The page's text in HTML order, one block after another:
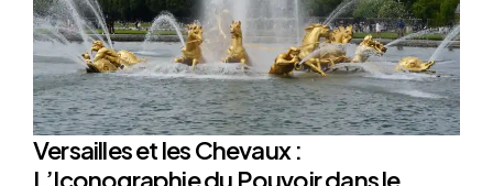
Versailles et les Chevaux :
L’Iconographie du Pouvoir dans le